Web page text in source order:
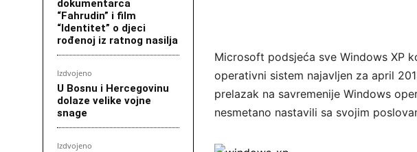
dokumentarca
“Fahrudin” i film
“Identitet” o djeci
rođenoj iz ratnog nasilja
Izdvojeno
U Bosnu i Hercegovinu
dolaze velike vojne
snage
Izdvojeno
Microsoft podsjeća sve Windows XP
operativni sistem najavljen za april
prelazak na savremenije Windows
nesmetano nastavili sa svojim